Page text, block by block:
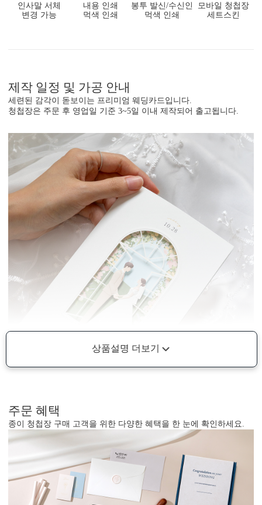
인사말 서체
변경 가능
내용 인쇄
먹색 인쇄
봉투 발신/수신인
먹색 인쇄
모바일 청첩장
세트스킨
제작 일정 및 가공 안내
세련된 감각이 돋보이는 프리미엄 웨딩카드입니다.
청첩장은 주문 후 영업일 기준 3~5일 이내 제작되어 출고됩니다.
상품설명 더보기
주문 혜택
종이 청첩장 구매 고객을 위한 다양한 혜택을 한 눈에 확인하세요.